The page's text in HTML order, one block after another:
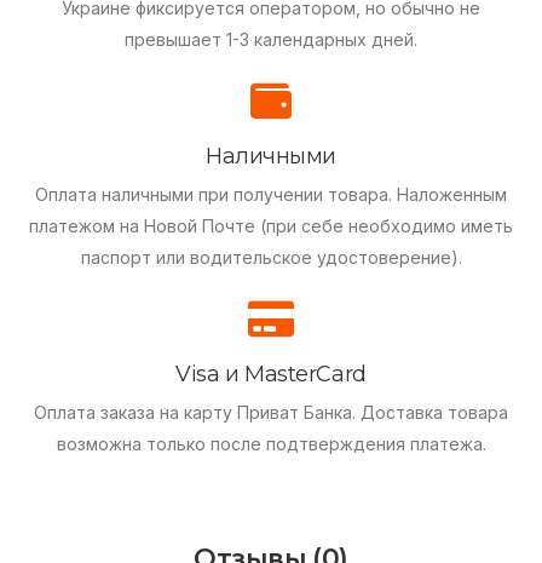
Украине фиксируется оператором, но обычно не
превышает 1-3 календарных дней.
Наличными
Оплата наличными при получении товара. Наложенным
платежом на Новой Почте (при себе необходимо иметь
паспорт или водительское удостоверение).
Visa и MasterCard
Оплата заказа на карту Приват Банка. Доставка товара
возможна только после подтверждения платежа.